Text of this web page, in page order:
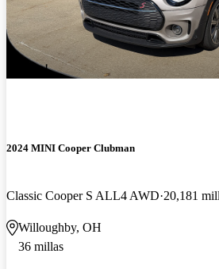
¡Nuevo!
2024 MINI Cooper Clubman
Classic Cooper S ALL4 AWD 20,181
Willoughby, OH
36 millas